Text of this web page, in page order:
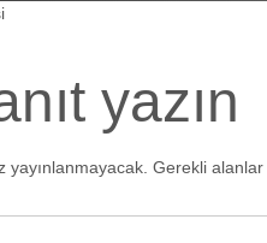
yazın
yayınlanmayacak. Gerekli alanlar